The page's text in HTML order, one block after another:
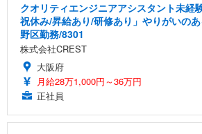
クオリティエンジニアアシスタント未経
祝休み/昇給あり/研修あり」やりがいの
野区勤務/8301
株式会社CREST
大阪府
月給28万1,000円～36万円
正社員